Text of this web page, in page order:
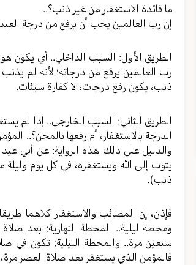
ما فائدة الاستغفار من غير ذنب؟..
إن رب العالمين يحب أن يرفع من درجة
الطريق الأول: السبب الداخلي.. أي يكون
رب العالمين يرفع من درجاته؛ لأنه لم
ذنب، يكون رفع درجات، لا كفارة سيئات.
الطريق الثاني: السبب الخارجي.. إذا لم
الدرجة بالاستغفار، أم رفعها بالمحن؟..
والدليل على ذلك هذه الرواية: عن أبي
يتوب إلى الله ويستغفره، في كل يوم
ذنب).
فإذن، إن المصائب والاستغفار كلاهما
ومحطة ليلية.. المحطة النهارية: بعد
سبعين مرة.. والمحطة الليلية: تكون في
فالمؤمن الذي يستغفر بعد صلاة العصر